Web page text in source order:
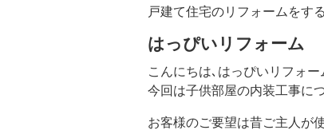
戸建て住宅のリフォームをす
はっぴいリフォーム
こんにちは､はっぴいリフォー
今回は子供部屋の内装工事に
お客様のご要望は昔ご主人が